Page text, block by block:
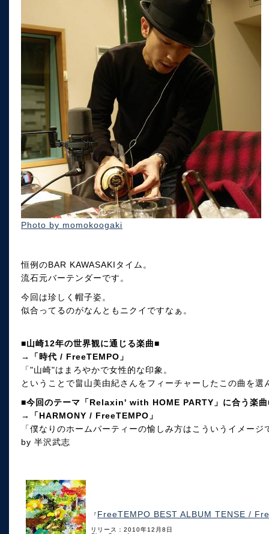
Photo by momokoogaki
恒例のBAR KAWASAKIタイム。
流石元バーテンダーです。
今回は珍しく帽子姿。
似合ってるのがなんともニクイですなぁ。
■山崎12年の世界観に通じる楽曲■
→「時代 / FreeTEMPO」
「"山崎"はまろやかで女性的な印象。
ということで畠山美由紀さんをフィーチャーしたこの曲を
■今回のテーマ「Relaxin' with HOME PARTY」に合う楽
→「HARMONY / FreeTEMPO」
「僕なりのホームパーティーの愉しみ方はこういうイメージ
by 半沢武志
『 FreeTEMPO BEST ALBUM TENSE /
リリース：2010年12月8日